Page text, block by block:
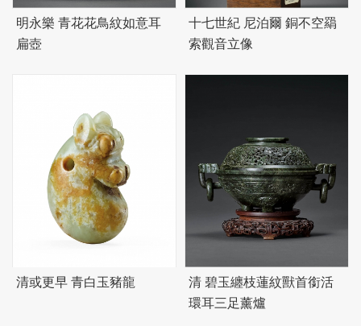
明永樂 青花花鳥紋如意耳
扁壺
十七世紀 尼泊爾 銅不空羂
索觀音立像
清或更早 青白玉豬龍 清 碧玉纏枝蓮紋獸首銜活
環耳三足薰爐